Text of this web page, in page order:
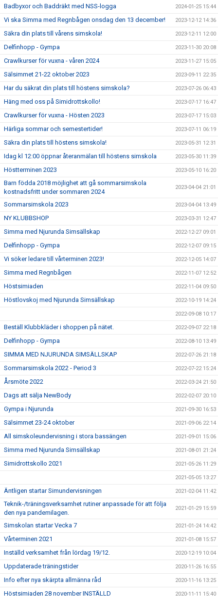
Badbyxor och Baddräkt med NSS-logga 2024-01-25 15:44
Vi ska Simma med Regnbågen onsdag den 13 december! 2023-12-12 14:36
Säkra din plats till vårens simskola! 2023-12-11 12:00
Delfinhopp - Gympa 2023-11-30 20:08
Crawlkurser för vuxna - våren 2024 2023-11-27 15:05
Sälsimmet 21-22 oktober 2023 2023-09-11 22:35
Har du säkrat din plats till höstens simskola? 2023-07-26 06:43
Häng med oss på Simidrottskollo! 2023-07-17 16:47
Crawlkurser för vuxna - Hösten 2023 2023-07-17 15:03
Härliga sommar och semestertider! 2023-07-11 06:19
Säkra din plats till höstens simskola! 2023-05-31 12:31
Idag kl 12:00 öppnar återanmälan till höstens simskola 2023-05-30 11:39
Höstterminen 2023 2023-05-10 16:20
Barn födda 2018 möjlighet att gå sommarsimskola
kostnadsfritt under sommaren 2024
2023-04-04 21:01
Sommarsimskola 2023 2023-04-04 13:49
NY KLUBBSHOP 2023-03-31 12:47
Simma med Njurunda Simsällskap 2022-12-27 09:01
Delfinhopp - Gympa 2022-12-07 09:15
Vi söker ledare till vårterminen 2023! 2022-12-05 14:07
Simma med Regnbågen 2022-11-07 12:52
Höstsimiaden 2022-11-04 09:50
Höstlovskoj med Njurunda Simsällskap 2022-10-19 14:24
2022-09-08 10:17
Beställ Klubbkläder i shoppen på nätet. 2022-09-07 22:18
Delfinhopp - Gympa 2022-08-10 13:49
SIMMA MED NJURUNDA SIMSÄLLSKAP 2022-07-26 21:18
Sommarsimskola 2022 - Period 3 2022-07-22 15:24
Årsmöte 2022 2022-03-24 21:50
Dags att sälja NewBody 2022-02-07 20:10
Gympa i Njurunda 2021-09-30 16:53
Sälsimmet 23-24 oktober 2021-09-06 22:14
All simskoleundervisning i stora bassängen 2021-09-01 15:06
Simma med Njurunda Simsällskap 2021-08-01 21:24
Simidrottskollo 2021 2021-05-26 11:29
2021-05-05 13:27
Äntligen startar Simundervisningen 2021-02-04 11:42
Teknik-/träningsverksamhet rutiner anpassade för att följa
den nya pandemilagen.
2021-01-29 15:59
Simskolan startar Vecka 7 2021-01-24 14:42
Vårterminen 2021 2021-01-08 15:57
Inställd verksamhet från lördag 19/12. 2020-12-19 10:04
Uppdaterade träningstider 2020-11-26 16:55
Info efter nya skärpta allmänna råd 2020-11-16 13:25
Höstsimiaden 28 november INSTÄLLD 2020-11-11 15:40